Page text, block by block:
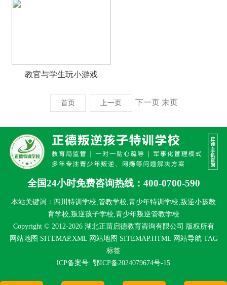
教官与学生玩小游戏
首页 上一页 下一页 末页
全国24小时免费咨询热线：400-0700-590
本站关键词：四川特训学校,管教学校,青少年特训学校,叛逆小孩教
育学校,叛逆孩子学校,青少年叛逆管教学校
Copyright © 2012-2026 湖北正苗启德教育咨询有限公司 版权所有
网站地图 SITEMAP.XML 网站地图 SITEMAP.HTML 网站导航 TAG
标签
lCP备案号: 鄂ICP备2024079674号-15